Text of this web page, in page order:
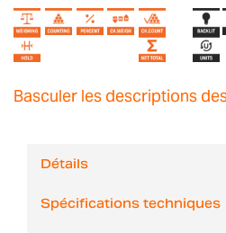
Basculer les descriptions
Détails
Spécifications techniques